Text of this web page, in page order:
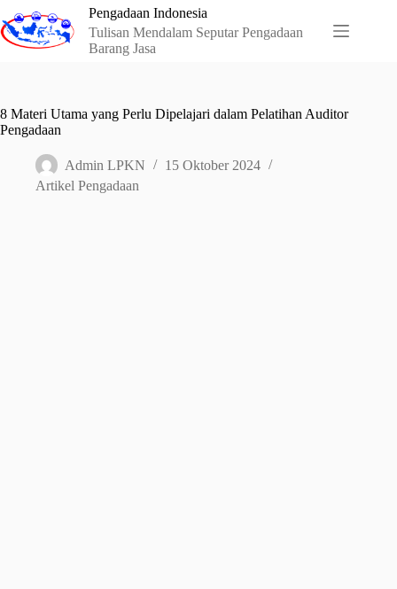
to
content
Pengadaan Indonesia
Tulisan Mendalam Seputar Pengadaan
Barang Jasa
8 Materi Utama yang Perlu Dipelajari dalam Pelatihan Auditor
Pengadaan
Admin LPKN
15 Oktober 2024
Artikel Pengadaan